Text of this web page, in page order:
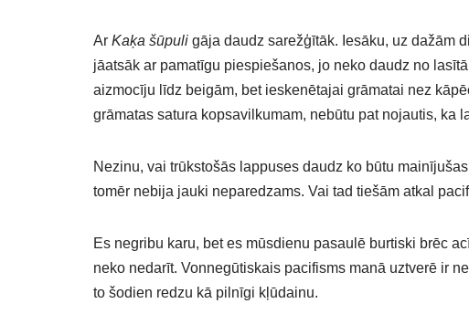
Ar Kaķa šūpuli gāja daudz sarežģītāk. Iesāku, uz dažām
jāatsāk ar pamatīgu piespiešanos, jo neko daudz no
aizmocīju līdz beigām, bet ieskenētajai grāmatai nez
grāmatas satura kopsavilkumam, nebūtu pat nojautis, ka
Nezinu, vai trūkstošās lappuses daudz ko būtu
tomēr nebija jauki neparedzams. Vai tad tiešām atkal
Es negribu karu, bet es mūsdienu pasaulē burtiski brēc
neko nedarīt. Vonnegūtiskais pacifisms manā uztverē ir
to šodien redzu kā pilnīgi kļūdainu.